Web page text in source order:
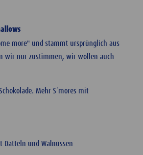
more" und stammt ursprünglich aus
wir nur zustimmen, wir wollen auch
Mehr S´mores mit